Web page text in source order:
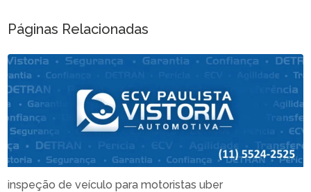
Páginas Relacionadas
inspeção de veículo para motoristas uber